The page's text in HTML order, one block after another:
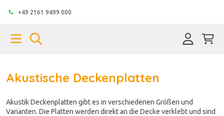
+49 2161 9499 000
Akustische Deckenplatten
Akustik Deckenplatten gibt es in verschiedenen Größen und
Varianten. Die Platten werden direkt an die Decke verklebt und sind